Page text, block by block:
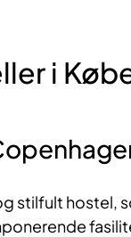
i
stilfult hostel,